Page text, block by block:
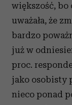
większość, bo
uważała, że
bardzo
już w
proc.
jako osobisty
nieco ponad